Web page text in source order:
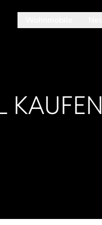
Tipp: Mit der Pfeil-